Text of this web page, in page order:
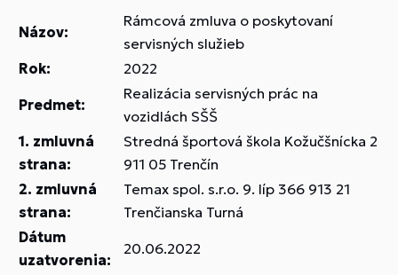
Názov:
Rámcová zmluva o poskytovaní
servisných služieb
Rok:
2022
Predmet:
Realizácia servisných prác na
vozidlách SŠŠ
1. zmluvná
strana:
Stredná športová škola Kožučšnícka 2
911 05 Trenčín
2. zmluvná
strana:
Temax spol. s.r.o. 9. líp 366 913 21
Trenčianska Turná
Dátum
uzatvorenia:
20.06.2022